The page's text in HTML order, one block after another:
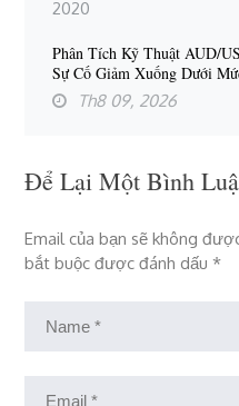
Phân Tích Kỹ Thuật AUD/
Sự Cố Giảm Xuống Dưới
Th8 09, 2026
Để Lại Một Bình
Email của bạn sẽ không
bắt buộc được đánh dấu*